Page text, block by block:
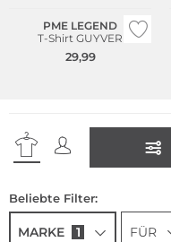
PME LEGEND
T-Shirt GUYVER
29,99
Beliebte Filter:
MARKE 1 FÜR